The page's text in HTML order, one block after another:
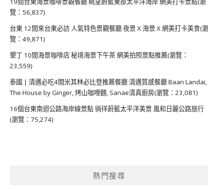
覽：56,837)
台東 12間來台東必訪 人氣特色景觀餐廳 夜景 X 海景 X 網美打卡美食(瀏
覽：49,871)
墾丁 10間海景咖啡店 秘境海景下午茶 網美拍照景點推薦(瀏覽：
23,559)
泰國 | 清邁必吃4間米其林必比登推薦餐廳 清邁質感餐廳 Baan Landai,
The House by Ginger, 烤山咖哩麵, Sanae清真廚房(瀏覽：23,081)
16個台東南迴公路海岸線景點 徜徉蔚藍太平洋美景 風和日麗公路旅行
(瀏覽：75,274)
熱門搜尋